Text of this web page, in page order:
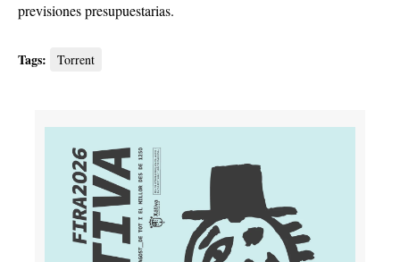
previsiones presupuestarias.
Tags: Torrent